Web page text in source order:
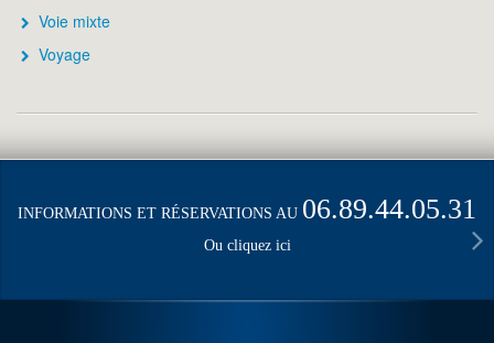
Voie mixte
Voyage
INFORMATIONS ET RÉSERVATIONS AU 06.89.44.05.31
Ou cliquez ici